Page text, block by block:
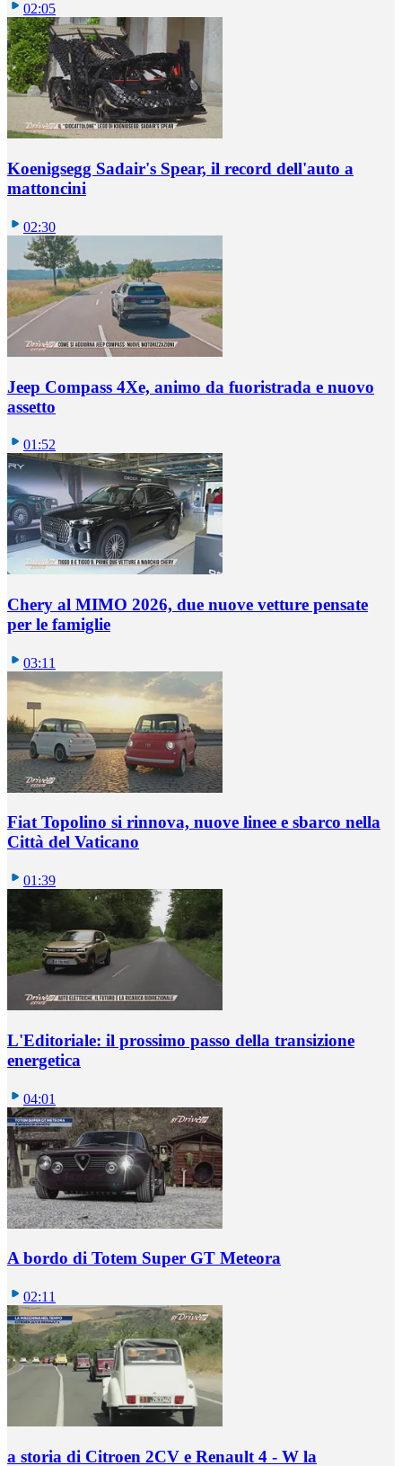
02:05
Koenigsegg Sadair's Spear, il record dell'auto a
mattoncini
02:30
Jeep Compass 4Xe, animo da fuoristrada e nuovo
assetto
01:52
Chery al MIMO 2026, due nuove vetture pensate
per le famiglie
03:11
Fiat Topolino si rinnova, nuove linee e sbarco nella
Città del Vaticano
01:39
L'Editoriale: il prossimo passo della transizione
energetica
04:01
A bordo di Totem Super GT Meteora
02:11
a storia di Citroen 2CV e Renault 4 - W la